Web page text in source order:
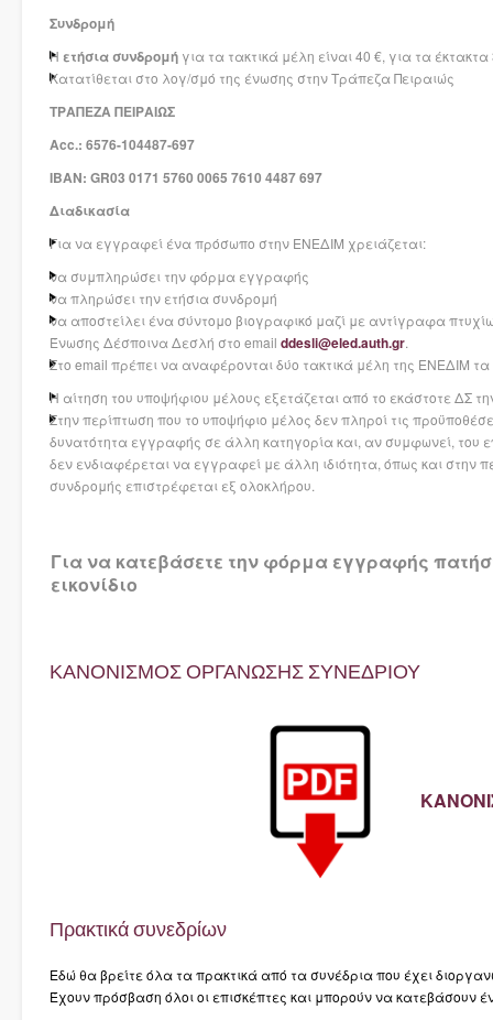
Συνδρομή
Η ετήσια συνδρομή για τα τακτικά μέλη είναι 40 €, για τα
Κατατίθεται στο λογ/σμό της ένωσης στην Τράπεζα Πειραιώς
ΤΡΑΠΕΖΑ ΠΕΙΡΑΙΩΣ
Acc.: 6576-104487-697
IBAN: GR03 0171 5760 0065 7610 4487 697
Διαδικασία
Για να εγγραφεί ένα πρόσωπο στην ΕΝΕΔΙΜ χρειάζεται:
να συμπληρώσει την φόρμα εγγραφής
να πληρώσει την ετήσια συνδρομή
να αποστείλει ένα σύντομο βιογραφικό μαζί με αντίγραφα
Ένωσης Δέσποινα Δεσλή στο email ddesli@eled.auth.gr.
Στο email πρέπει να αναφέρονται δύο τακτικά μέλη της ΕΝΕΔΙΜ
Η αίτηση του υποψήφιου μέλους εξετάζεται από το εκάστοτε ΔΣ
Στην περίπτωση που το υποψήφιο μέλος δεν πληροί τις
δυνατότητα εγγραφής σε άλλη κατηγορία και, αν συμφωνεί, του
δεν ενδιαφέρεται να εγγραφεί με άλλη ιδιότητα, όπως και στην
συνδρομής επιστρέφεται εξ ολοκλήρου.
Για να κατεβάσετε την φόρμα εγγραφής
εικονίδιο
ΚΑΝΟΝΙΣΜΟΣ ΟΡΓΑΝΩΣΗΣ ΣΥΝΕΔΡΙΟΥ
Πρακτικά συνεδρίων
Εδώ θα βρείτε όλα τα πρακτικά από τα συνέδρια που έχει
Έχουν πρόσβαση όλοι οι επισκέπτες και μπορούν να κατεβάσουν